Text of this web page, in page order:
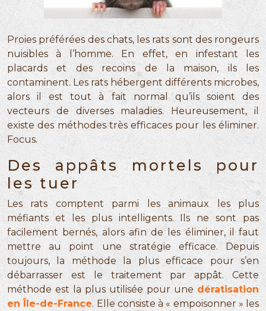
Proies préférées des chats, les rats sont des rongeurs
nuisibles à l’homme. En effet, en infestant les
placards et des recoins de la maison, ils les
contaminent. Les rats hébergent différents microbes,
alors il est tout à fait normal qu’ils soient des
vecteurs de diverses maladies. Heureusement, il
existe des méthodes très efficaces pour les éliminer.
Focus.
Des appâts mortels pour
les tuer
Les rats comptent parmi les animaux les plus
méfiants et les plus intelligents. Ils ne sont pas
facilement bernés, alors afin de les éliminer, il faut
mettre au point une stratégie efficace. Depuis
toujours, la méthode la plus efficace pour s’en
débarrasser est le traitement par appât. Cette
méthode est la plus utilisée pour une dératisation
en Île-de-France. Elle consiste à « empoisonner » les